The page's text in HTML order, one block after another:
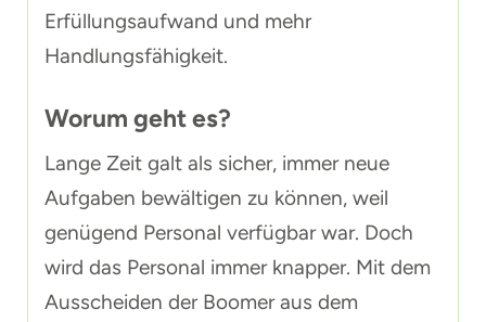
Erfüllungsaufwand und mehr
Handlungsfähigkeit.
Worum geht es?
Lange Zeit galt als sicher, immer neue
Aufgaben bewältigen zu können, weil
genügend Personal verfügbar war. Doch
wird das Personal immer knapper. Mit dem
Ausscheiden der Boomer aus dem